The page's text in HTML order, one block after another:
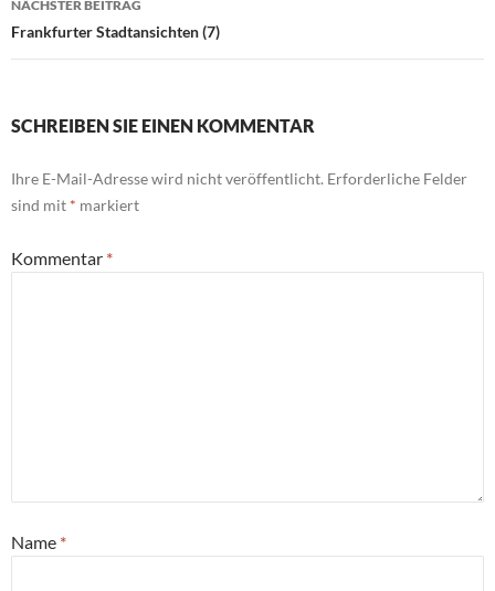
NÄCHSTER BEITRAG
Frankfurter Stadtansichten (7)
SCHREIBEN SIE EINEN KOMMENTAR
Ihre E-Mail-Adresse wird nicht veröffentlicht. Erforderliche Felder
sind mit * markiert
Kommentar *
Name *